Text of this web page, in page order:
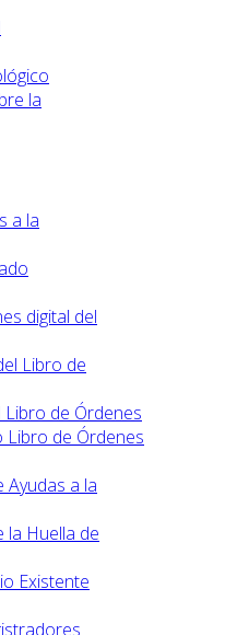
la
a la
digital del
Libro de
Libro de Órdenes
Libro de Órdenes
Ayudas a la
la Huella de
Existente